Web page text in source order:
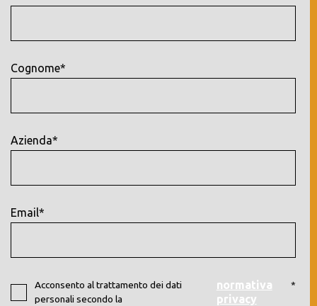
Cognome*
Azienda*
Email*
Acconsento al trattamento dei dati
personali secondo la
normativa
privacy
*